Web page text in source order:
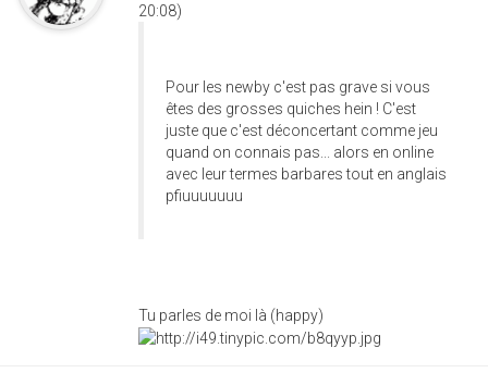
20:08)
Pour les newby c'est pas grave si vous
êtes des grosses quiches hein ! C'est
juste que c'est déconcertant comme jeu
quand on connais pas... alors en online
avec leur termes barbares tout en anglais
pfiuuuuuuu
Tu parles de moi là (happy)